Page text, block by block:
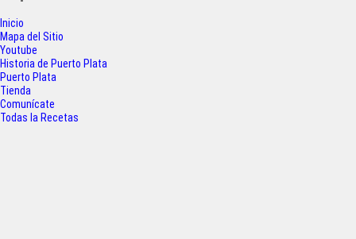
e
b
o
o
k
t
t
e
r
A
p
Inicio
Mapa del Sitio
Youtube
Historia de Puerto Plata
Puerto Plata
Tienda
Comunícate
Todas la Recetas